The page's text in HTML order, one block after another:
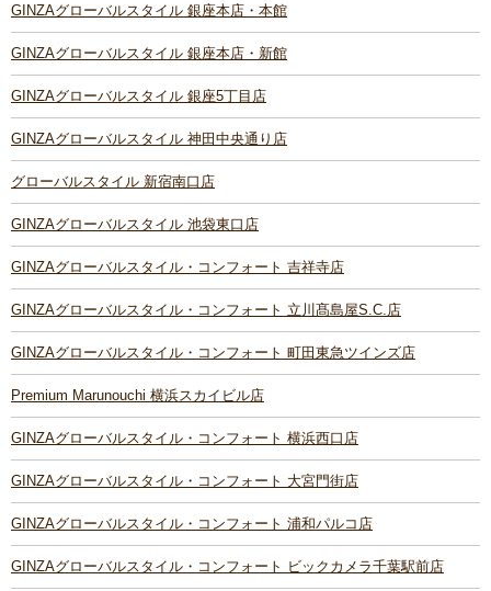
GINZAグローバルスタイル 銀座本店・本館
GINZAグローバルスタイル 銀座本店・新館
GINZAグローバルスタイル 銀座5丁目店
GINZAグローバルスタイル 神田中央通り店
グローバルスタイル 新宿南口店
GINZAグローバルスタイル 池袋東口店
GINZAグローバルスタイル・コンフォート 吉祥寺店
GINZAグローバルスタイル・コンフォート 立川髙島屋S.C.店
GINZAグローバルスタイル・コンフォート 町田東急ツインズ店
Premium Marunouchi 横浜スカイビル店
GINZAグローバルスタイル・コンフォート 横浜西口店
GINZAグローバルスタイル・コンフォート 大宮門街店
GINZAグローバルスタイル・コンフォート 浦和パルコ店
GINZAグローバルスタイル・コンフォート ビックカメラ千葉駅前店